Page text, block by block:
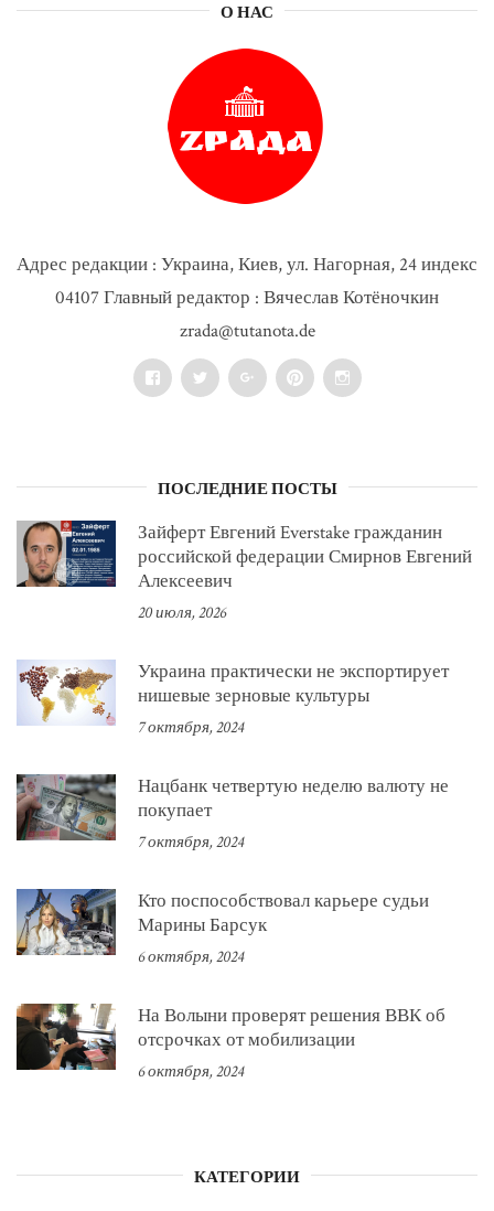
О НАС
Адрес редакции : Украина, Киев, ул. Нагорная, 24 индекс
04107 Главный редактор : Вячеслав Котёночкин
zrada@tutanota.de
FacebookTwitter Google+PinterestInstagram
ПОСЛЕДНИЕ ПОСТЫ
Зайферт Евгений Everstake гражданин
российской федерации Смирнов Евгений
Алексеевич
20 июля, 2026
Украина практически не экспортирует
нишевые зерновые культуры
7 октября, 2024
Нацбанк четвертую неделю валюту не
покупает
7 октября, 2024
Кто поспособствовал карьере судьи
Марины Барсук
6 октября, 2024
На Волыни проверят решения ВВК об
отсрочках от мобилизации
6 октября, 2024
КАТЕГОРИИ